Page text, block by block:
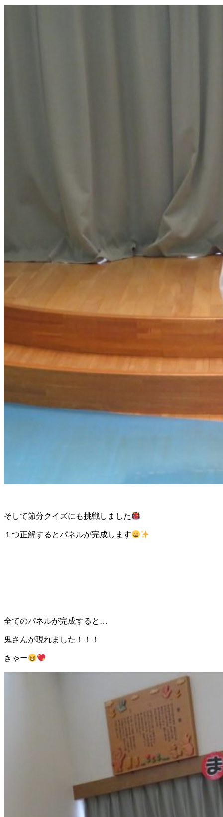
そして節分クイズにも挑戦しました
１つ正解するとパネルが完成します
全てのパネルが完成すると…
鬼さんが現れました！！！
きゃー